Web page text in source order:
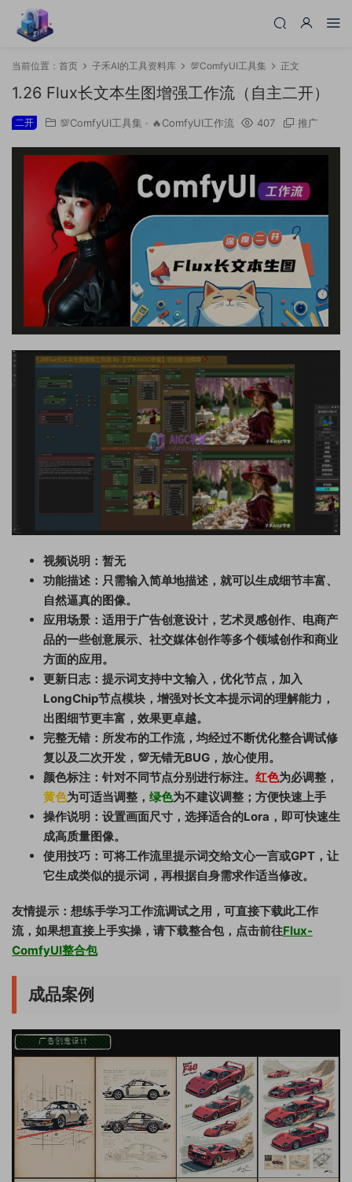
当前位置： 首页 子禾AI的工具资料库 💯ComfyUI工具集 正文
1.26 Flux长文本生图增强工作流（自主二开）
二开 💯ComfyUI工具集 · 🔥ComfyUI工作流 407 推广
视频说明：暂无
功能描述：只需输入简单地描述，就可以生成细节丰富、
自然逼真的图像。
应用场景：适用于广告创意设计，艺术灵感创作、电商产
品的一些创意展示、社交媒体创作等多个领域创作和商业
方面的应用。
更新日志：提示词支持中文输入，优化节点，加入
LongChip节点模块，增强对长文本提示词的理解能力，
出图细节更丰富，效果更卓越。
完整无错：所发布的工作流，均经过不断优化整合调试修
复以及二次开发，💯无错无BUG，放心使用。
颜色标注：针对不同节点分别进行标注。 红色为必调整，
黄色为可适当调整， 绿色为不建议调整；方便快速上手
操作说明：设置画面尺寸，选择适合的Lora，即可快速生
成高质量图像。
使用技巧：可将工作流里提示词交给文心一言或GPT，让
它生成类似的提示词，再根据自身需求作适当修改。
友情提示：想练手学习工作流调试之用，可直接下载此工作
流，如果想直接上手实操，请下载整合包，点击前往Flux-
ComfyUI整合包
成品案例